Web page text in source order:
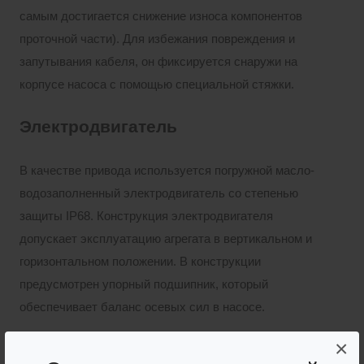
×
самым достигается снижение износа компонентов
проточной части). Для избежания повреждения и
запутывания кабеля, он фиксируется снаружи на
корпусе насоса с помощью специальной стяжки.
Электродвигатель
В качестве привода используется погружной масло-
водозаполненный электродвигатель со степенью
защиты IP68. Конструкция электродвигателя
допускает эксплуатацию агрегата в вертикальном и
горизонтальном положении. В конструкции
предусмотрен упорный подшипник, который
обеспечивает баланс осевых сил в насосе.